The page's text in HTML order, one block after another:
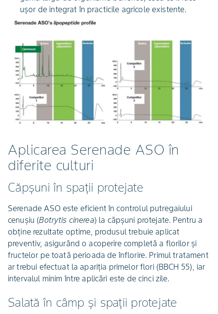
ușor de integrat în practicile agricole existente.
Aplicarea Serenade ASO în
diferite culturi
Căpșuni în spații protejate
Serenade ASO este eficient în controlul putregaiului
cenușiu (Botrytis cinerea) la căpșuni protejate. Pentru a
obține rezultate optime, produsul trebuie aplicat
preventiv, asigurând o acoperire completă a florilor și
fructelor pe toată perioada de înflorire. Primul tratament
ar trebui efectuat la apariția primelor flori (BBCH 55), iar
intervalul minim între aplicări este de cinci zile.
Salată în câmp și spații protejate